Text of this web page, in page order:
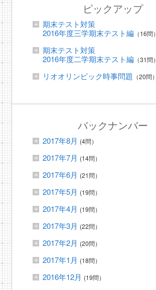
ピックアップ
期末テスト対策
2016年度三学期末テスト編（16問）
期末テスト対策
2016年度二学期末テスト編（31問）
リオオリンピック時事問題 （20問）
バックナンバー
2017年8月 (4問）
2017年7月 (14問）
2017年6月 (21問）
2017年5月 (19問）
2017年4月 (19問）
2017年3月 (22問）
2017年2月 (20問）
2017年1月 (18問）
2016年12月 (19問）